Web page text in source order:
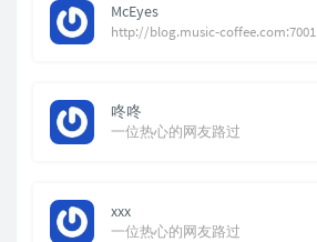
McEyes
http://blog.music-coffee.com:7001
咚咚
一位热心的网友路过
xxx
一位热心的网友路过